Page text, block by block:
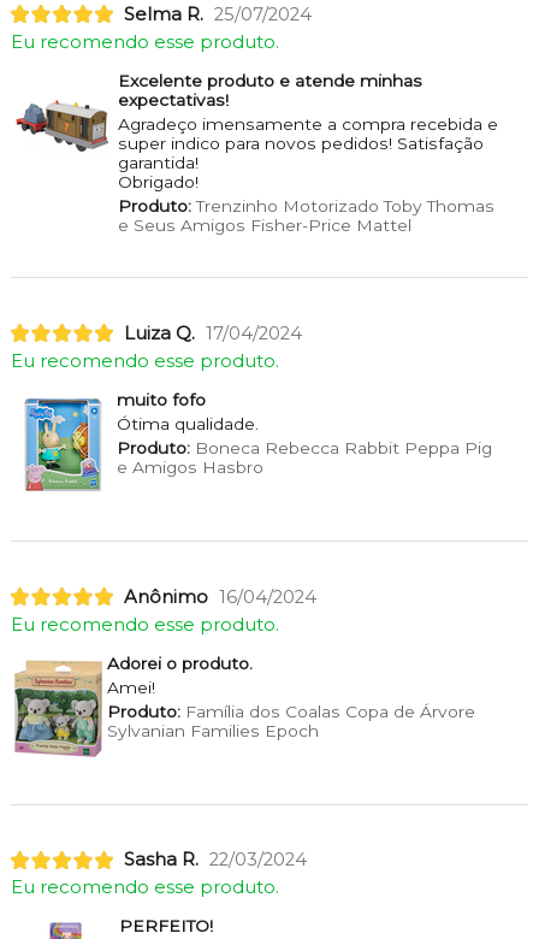
Selma R. 25/07/2024
Eu recomendo esse produto.
Excelente produto e atende minhas
expectativas!
Agradeço imensamente a compra recebida e
super indico para novos pedidos! Satisfação
garantida!
Obrigado!
Produto:Trenzinho Motorizado Toby Thomas
e Seus Amigos Fisher-Price Mattel
Luiza Q. 17/04/2024
Eu recomendo esse produto.
muito fofo
Ótima qualidade.
Produto:Boneca Rebecca Rabbit Peppa Pig
e Amigos Hasbro
Anônimo 16/04/2024
Eu recomendo esse produto.
Adorei o produto.
Amei!
Produto:Família dos Coalas Copa de Árvore
Sylvanian Families Epoch
Sasha R. 22/03/2024
Eu recomendo esse produto.
PERFEITO!